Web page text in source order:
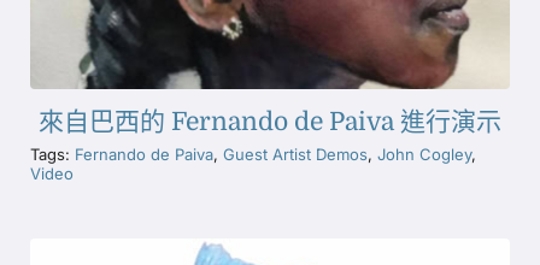
來自巴西的 Fernando de Paiva 進行演示
Tags: Fernando de Paiva, Guest Artist Demos, John Cogley,
Video